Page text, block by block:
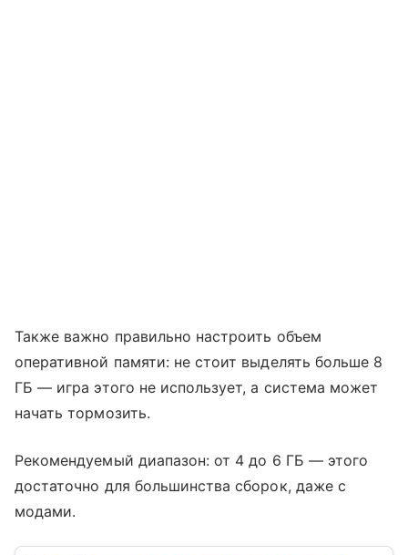
Также важно правильно настроить объем
оперативной памяти: не стоит выделять больше 8
ГБ — игра этого не использует, а система может
начать тормозить.
Рекомендуемый диапазон: от 4 до 6 ГБ — этого
достаточно для большинства сборок, даже с
модами.